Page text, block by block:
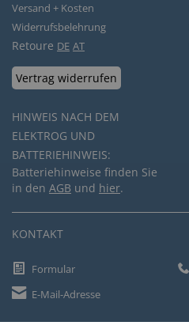
Versand + Kosten
Widerrufsbelehrung
Retoure DE AT
Vertrag widerrufen
HINWEIS NACH DEM
ELEKTROG UND
BATTERIEHINWEIS:
Batteriehinweise finden Sie
in den AGB und hier.
KONTAKT
Formular
E-Mail-Adresse